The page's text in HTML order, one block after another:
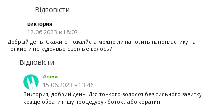
Відповісти
виктория
12.06.2023 в 18:07
Добрый день! Скажите пожалйста можно ли наносить нанопластику на
тонкие и не кудрявые светлые волосы?
Відповісти
Аліна
15.06.2023 в 13:46
Виктория, добрий день. Для тонкого волосся без сильного завитку
краще обрати іншу процедуру - ботокс або кератин.